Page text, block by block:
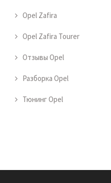
Opel Zafira
Opel Zafira Tourer
Отзывы Opel
Разборка Opel
Тюнинг Opel